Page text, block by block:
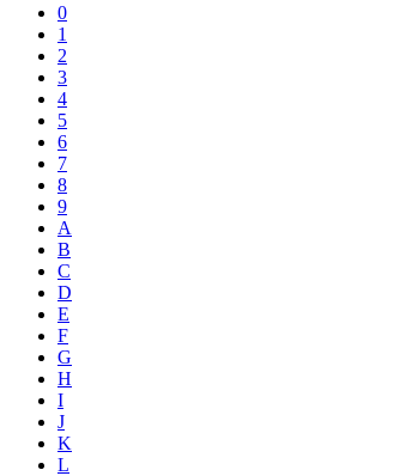
0
1
2
3
4
5
6
7
8
9
A
B
C
D
E
F
G
H
I
J
K
L